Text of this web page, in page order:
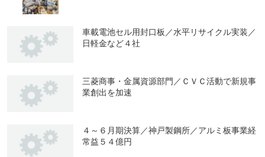
車載電池セル用封口板／水平リサイクル実装／
日軽金など４社
三菱商事・金属資源部門／ＣＶＣ活動で新規事
業創出を加速
４～６月期決算／神戸製鋼所／アルミ板事業経
常益５４億円